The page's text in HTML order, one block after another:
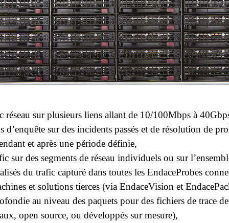
réseau sur plusieurs liens allant de 10/100Mbps à
d’enquête sur des incidents passés et de résolution de
et après une période définie,
sur des segments de réseau individuels ou sur
du trafic capturé dans toutes les EndaceProbes
et solutions tierces (via EndaceVision et
au niveau des paquets pour des fichiers de trace
open source, ou développés sur mesure),